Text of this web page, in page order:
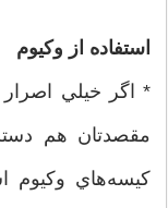
استفاده از وکیوم
* اگر خيلي
مقصدتان هم
كيسه‌هاي وكيوم